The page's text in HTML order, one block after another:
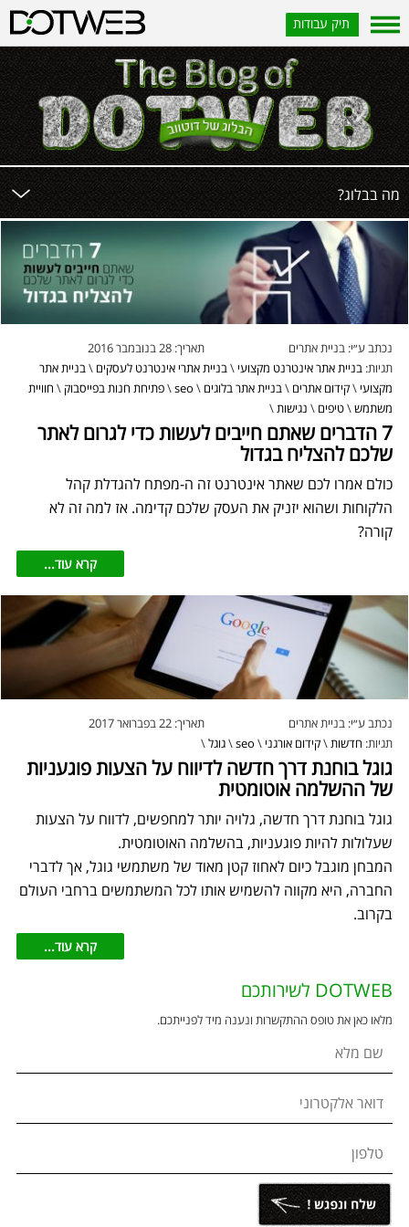
תיק עבודות
?מה בבלוג
נכתב ע״י: בניית אתרים תאריך:
תגיות: בניית אתר אינטרנט מקצועי \בניית אתרי אינטרנט לעסקים \בניית אתר
מקצועי \קידום אתרים \בניית אתר בלוגים \
seo
\פתיחת חנות בפייסבוק \ חוויית
משתמש\טיפים \ נגישות\
7 הדברים שאתם חייבים לעשות כדי לגרום לאתר
שלכם להצליח בגדול
כולם אמרו לכם שאתר אינטרנט זה ה-מפתח להגדלת קהל
הלקוחות ושהוא יזניק את העסק שלכם קדימה. אז למה זה לא
קורה?
קרא עוד...
נכתב ע״י: בניית אתרים תאריך:
תגיות: חדשות \קידום אורגני \
seo
\גוגל \
גוגל בוחנת דרך חדשה לדיווח על הצעות פוגעניות
של ההשלמה אוטומטית
גוגל בוחנת דרך חדשה, גלויה יותר למחפשים, לדווח על הצעות
שעלולות להיות פוגעניות, בהשלמה האוטומטית.
המבחן מוגבל כיום לאחוז קטן מאוד של משתמשי גוגל, אך לדברי
החברה, היא מקווה להשמיש אותו לכל המשתמשים ברחבי העולם
בקרוב.
קרא עוד...
DOTWEB לשירותכם
מלאו כאן את טופס ההתקשרות ונענה מיד לפנייתכם.
שם מלא
דואר אלקטרוני
טלפון